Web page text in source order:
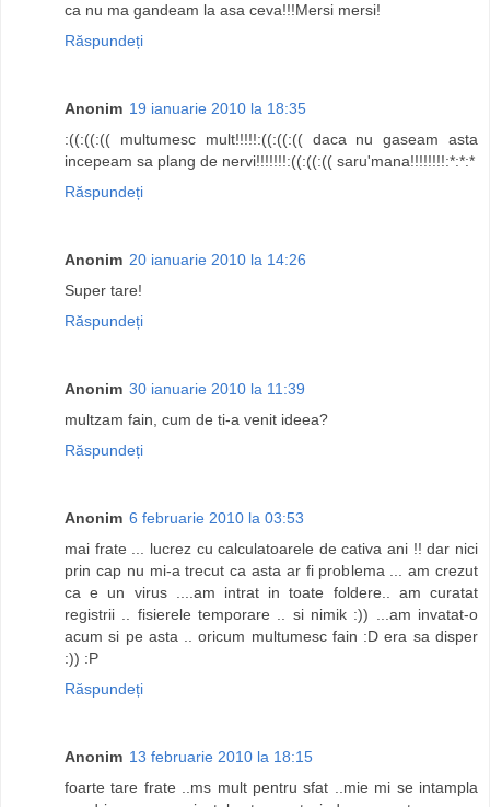
ca nu ma gandeam la asa ceva!!!Mersi mersi!
Răspundeți
Anonim 19 ianuarie 2010 la 18:35
:((:((:(( multumesc mult!!!!!:((:((:(( daca nu gaseam asta
incepeam sa plang de nervi!!!!!!!:((:((:(( saru'mana!!!!!!!!:*:*:*
Răspundeți
Anonim 20 ianuarie 2010 la 14:26
Super tare!
Răspundeți
Anonim 30 ianuarie 2010 la 11:39
multzam fain, cum de ti-a venit ideea?
Răspundeți
Anonim 6 februarie 2010 la 03:53
mai frate ... lucrez cu calculatoarele de cativa ani !! dar nici
prin cap nu mi-a trecut ca asta ar fi problema ... am crezut
ca e un virus ....am intrat in toate foldere.. am curatat
registrii .. fisierele temporare .. si nimik :)) ...am invatat-o
acum si pe asta .. oricum multumesc fain :D era sa disper
:)) :P
Răspundeți
Anonim 13 februarie 2010 la 18:15
foarte tare frate ..ms mult pentru sfat ..mie mi se intampla